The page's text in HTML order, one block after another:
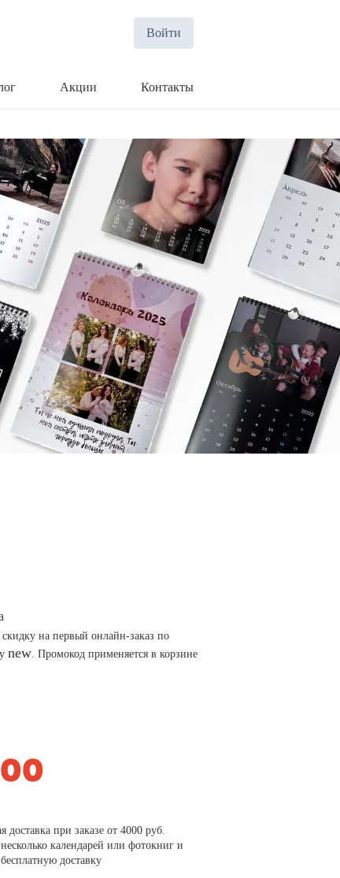
Войти
Акции Контакты
на первый онлайн-заказ по
new. Промокод применяется в корзине
доставка при заказе от 4000 руб.
календарей или фотокниг и
доставку